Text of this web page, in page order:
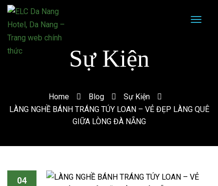
Sự Kiện
Home Blog
Sự Kiện
LÀNG NGHỀ BÁNH TRÁNG TÚY LOAN – VẺ ĐẸP LÀNG QUÊ
GIỮA LÒNG ĐÀ NẴNG
04